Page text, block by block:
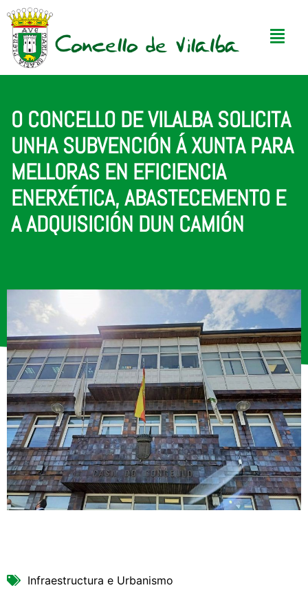
O CONCELLO DE VILALBA SOLICITA
UNHA SUBVENCIÓN Á XUNTA PARA
MELLORAS EN EFICIENCIA
ENERXÉTICA, ABASTECEMENTO E
A ADQUISICIÓN DUN CAMIÓN
Infraestructura e Urbanismo